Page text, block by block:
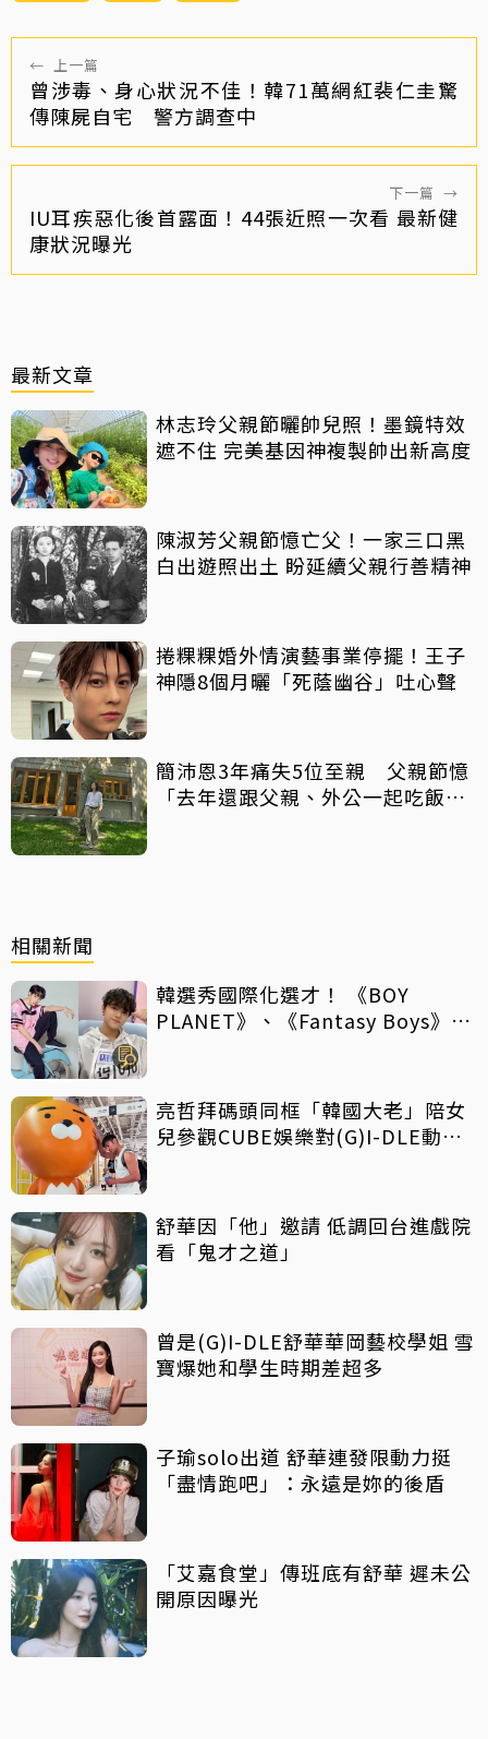
← 上一篇
曾涉毒、身心狀況不佳！韓71萬網紅裴仁圭驚
傳陳屍自宅 警方調查中
下一篇 →
IU耳疾惡化後首露面！44張近照一次看 最新健
康狀況曝光
最新文章
林志玲父親節曬帥兒照！墨鏡特效
遮不住 完美基因神複製帥出新高度
陳淑芳父親節憶亡父！一家三口黑
白出遊照出土 盼延續父親行善精神
捲粿粿婚外情演藝事業停擺！王子
神隱8個月曬「死蔭幽谷」吐心聲
簡沛恩3年痛失5位至親 父親節憶
「去年還跟父親、外公一起吃飯聊
相關新聞
韓選秀國際化選才！ 《BOY
PLANET》、《Fantasy Boys》紛
亮哲拜碼頭同框「韓國大老」陪女
兒參觀CUBE娛樂對(G)I-DLE動心
舒華因「他」邀請 低調回台進戲院
看「鬼才之道」
曾是(G)I-DLE舒華華岡藝校學姐 雪
寶爆她和學生時期差超多
子瑜solo出道 舒華連發限動力挺
「盡情跑吧」：永遠是妳的後盾
「艾嘉食堂」傳班底有舒華 遲未公
開原因曝光